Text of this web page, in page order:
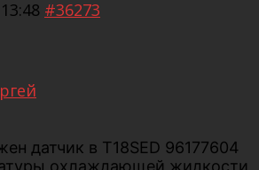
#36273
датчик в T18SED 96177604
охлаждающей жидкоcти